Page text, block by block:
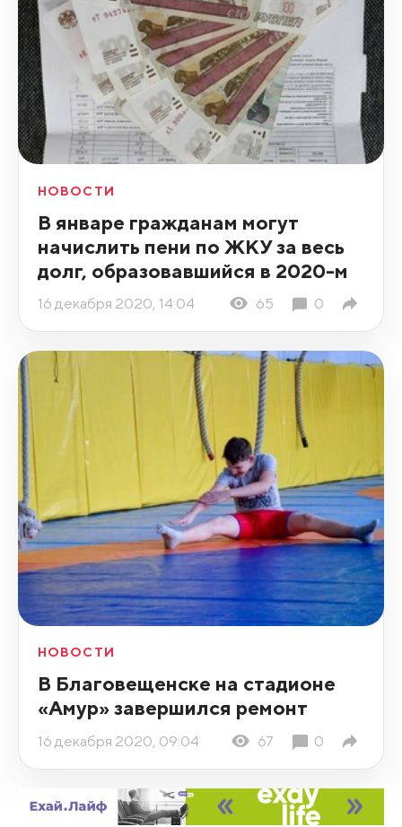
НОВОСТИ
В январе гражданам могут
начислить пени по ЖКУ за весь
долг, образовавшийся в 2020-м
16 декабря 2020, 14:04 65 0
НОВОСТИ
В Благовещенске на стадионе
«Амур» завершился ремонт
16 декабря 2020, 09:04 67 0